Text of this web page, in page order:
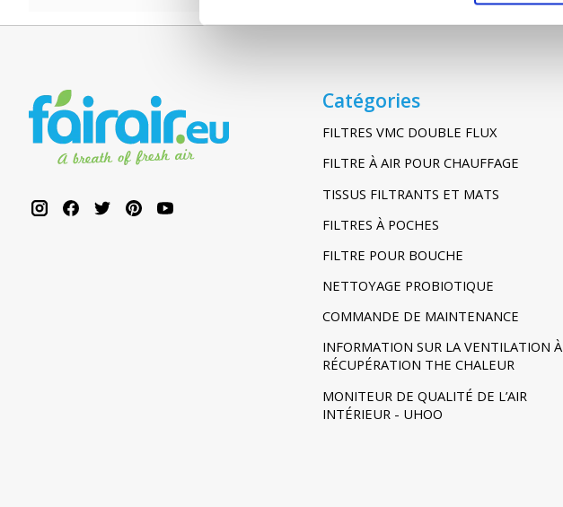
Catégories
FILTRES VMC DOUBLE FLUX
FILTRE À AIR POUR CHAUFFAGE
TISSUS FILTRANTS ET MATS
FILTRES À POCHES
FILTRE POUR BOUCHE
NETTOYAGE PROBIOTIQUE
COMMANDE DE MAINTENANCE
INFORMATION SUR LA VENTILATION À
RÉCUPÉRATION THE CHALEUR
MONITEUR DE QUALITÉ DE L’AIR
INTÉRIEUR - UHOO